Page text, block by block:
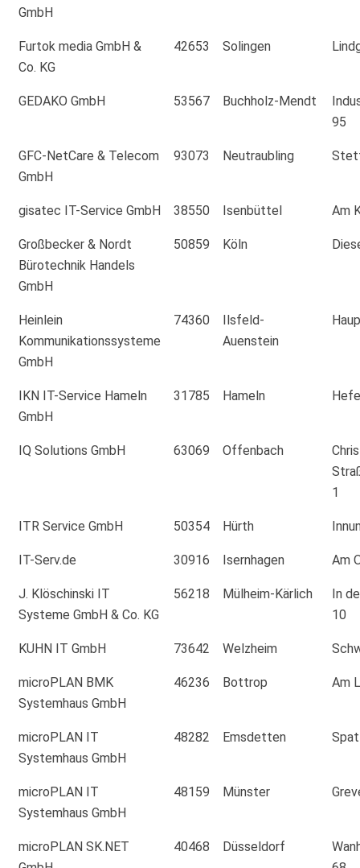
GmbH
Furtok media GmbH &
Co. KG
42653 Solingen
GEDAKO GmbH 53567 Buchholz-Mendt
95
GFC-NetCare & Telecom
GmbH
93073 Neutraubling
gisatec IT-Service GmbH 38550 Isenbüttel Am
Großbecker & Nordt
Bürotechnik Handels
GmbH
50859 Köln
Heinlein
Kommunikationssysteme
GmbH
74360
Ilsfeld-
Auenstein
IKN IT-Service Hameln
GmbH
31785 Hameln
IQ Solutions GmbH 63069 Offenbach
1
ITR Service GmbH 50354 Hürth
IT-Serv.de 30916 Isernhagen Am
J. Klöschinski IT
Systeme GmbH & Co. KG
56218 Mülheim-Kärlich
In
10
KUHN IT GmbH 73642 Welzheim
microPLAN BMK
Systemhaus GmbH
46236 Bottrop Am
microPLAN IT
Systemhaus GmbH
48282 Emsdetten
microPLAN IT
Systemhaus GmbH
48159 Münster
microPLAN SK.NET
40468 Düsseldorf